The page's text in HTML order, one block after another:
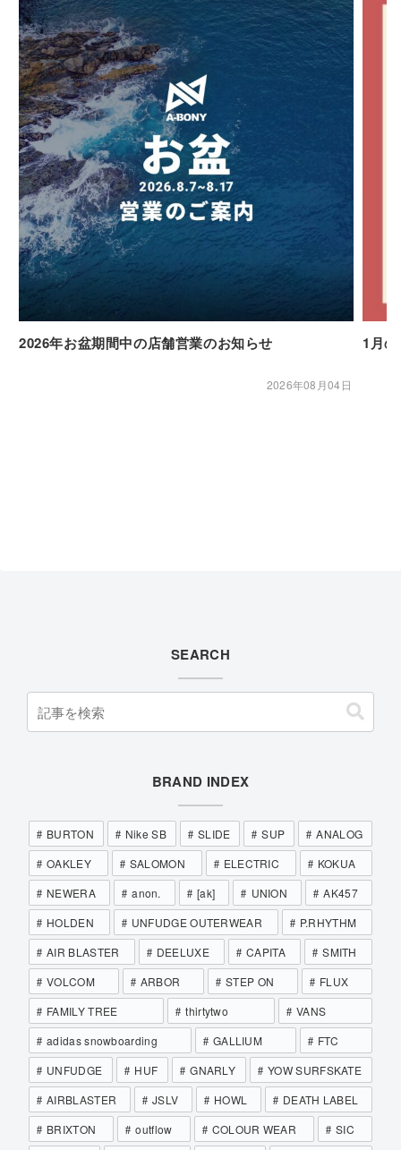
2026年お盆期間中の店舗営業のお知らせ
2026年08月04日
1月
SEARCH
BRAND INDEX
BURTON Nike SB SLIDE SUP
ANALOG
OAKLEY
SALOMON ELECTRIC
KOKUA
NEWERA
anon. [ak] UNION
AK457
HOLDEN
UNFUDGE OUTERWEAR
P.RHYTHM
AIR BLASTER
DEELUXE CAPITA
SMITH
VOLCOM
ARBOR STEP ON
FLUX
FAMILY TREE
thirtytwo
VANS
adidas snowboarding
GALLIUM
FTC
UNFUDGE
HUF GNARLY
YOW SURFSKATE
AIRBLASTER
JSLV HOWL
DEATH LABEL
BRIXTON
outflow COLOUR WEAR
SIC